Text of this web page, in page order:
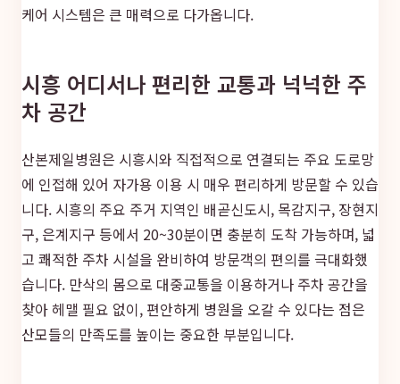
케어 시스템은 큰 매력으로 다가옵니다.
시흥 어디서나 편리한 교통과 넉넉한 주
차 공간
산본제일병원은 시흥시와 직접적으로 연결되는 주요 도로망
에 인접해 있어 자가용 이용 시 매우 편리하게 방문할 수 있습
니다. 시흥의 주요 주거 지역인 배곧신도시, 목감지구, 장현지
구, 은계지구 등에서 20~30분이면 충분히 도착 가능하며, 넓
고 쾌적한 주차 시설을 완비하여 방문객의 편의를 극대화했
습니다. 만삭의 몸으로 대중교통을 이용하거나 주차 공간을
찾아 헤맬 필요 없이, 편안하게 병원을 오갈 수 있다는 점은
산모들의 만족도를 높이는 중요한 부분입니다.